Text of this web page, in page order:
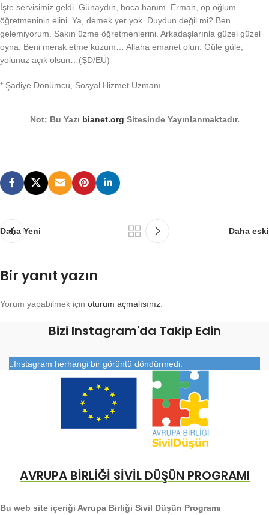
İşte servisimiz geldi. Günaydın, hoca hanım. Erman, öp oğlum
öğretmeninin elini. Ya, demek yer yok. Duydun değil mi? Ben
gelemiyorum. Sakın üzme öğretmenlerini. Arkadaşlarınla güzel güzel
oyna. Beni merak etme kuzum… Allaha emanet olun. Güle güle,
yolunuz açık olsun… (ŞD/EÜ)
* Şadiye Dönümcü, Sosyal Hizmet Uzmanı.
Not: Bu Yazı bianet.org Sitesinde Yayınlanmaktadır.
Daha Yeni Daha eski
Bir yanıt yazın
Yorum yapabilmek için oturum açmalısınız
Bizi Instagram'da Takip Edin
Instagram herhangi bir görüntü döndürmedi.
AVRUPA BİRLİĞİ SİVİL DÜŞÜN PROGRAMI
Bu web site içeriği Avrupa Birliği Sivil Düşün Programı